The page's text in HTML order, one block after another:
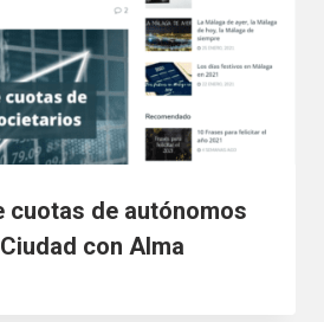
cuotas de autónomos
con Alma